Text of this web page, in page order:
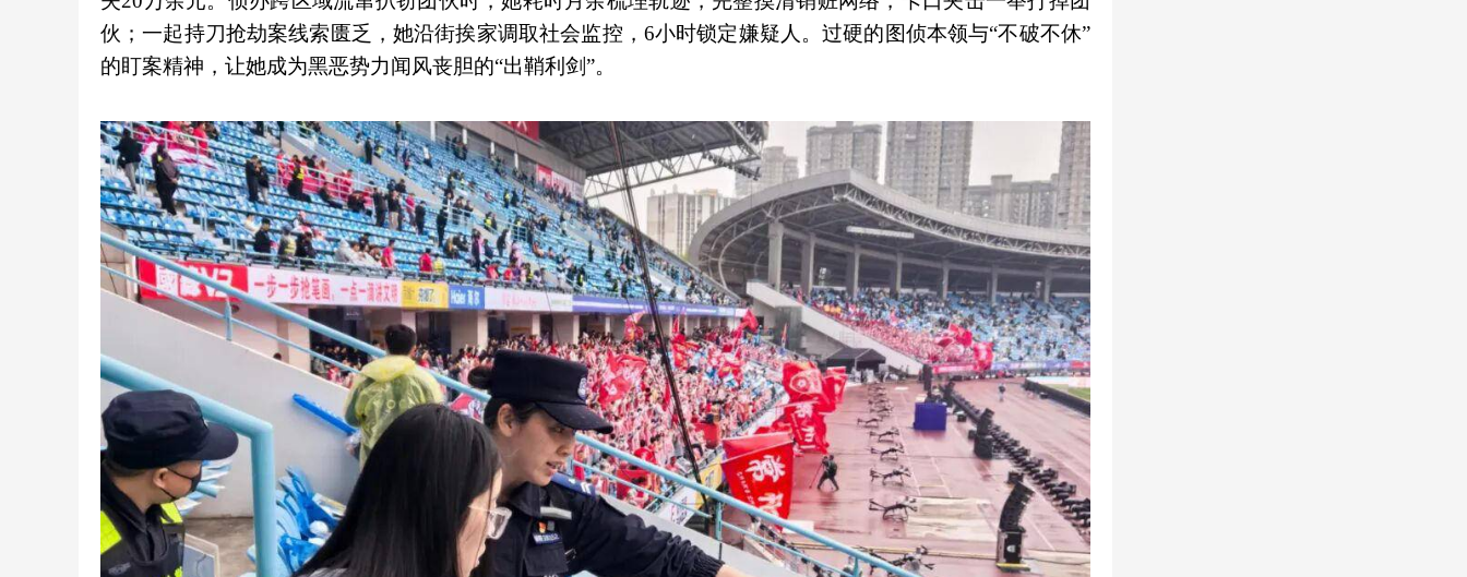
伙；一起持刀抢劫案线索匮乏，她沿街挨家调取社会监控，6小时锁定嫌疑人。过硬的图侦本领与“不破不休”
的盯案精神，让她成为黑恶势力闻风丧胆的“出鞘利剑”。